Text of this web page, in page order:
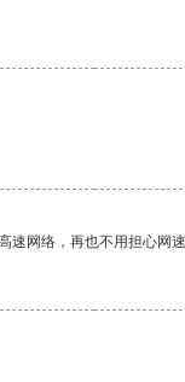
网络，再也不用担心